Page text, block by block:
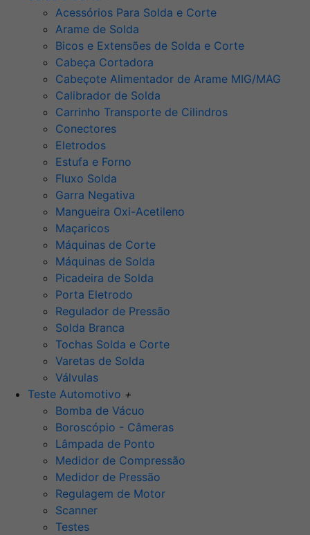
Acessórios Para Solda e Corte
Arame de Solda
Bicos e Extensões de Solda e Corte
Cabeça Cortadora
Cabeçote Alimentador de Arame MIG/MAG
Calibrador de Solda
Carrinho Transporte de Cilindros
Conectores
Eletrodos
Estufa e Forno
Fluxo Solda
Garra Negativa
Mangueira Oxi-Acetileno
Maçaricos
Máquinas de Corte
Máquinas de Solda
Picadeira de Solda
Porta Eletrodo
Regulador de Pressão
Solda Branca
Tochas Solda e Corte
Varetas de Solda
Válvulas
Teste Automotivo +
Bomba de Vácuo
Boroscópio - Câmeras
Lâmpada de Ponto
Medidor de Compressão
Medidor de Pressão
Regulagem de Motor
Scanner
Testes